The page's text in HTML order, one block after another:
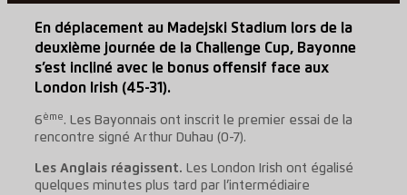
En déplacement au Madejski Stadium lors de la
deuxième journée de la Challenge Cup, Bayonne
s’est incliné avec le bonus offensif face aux
London Irish (45-31).
6ème. Les Bayonnais ont inscrit le premier essai de la
rencontre signé Arthur Duhau (0-7).
Les Anglais réagissent. Les London Irish ont égalisé
quelques minutes plus tard par l’intermédiaire